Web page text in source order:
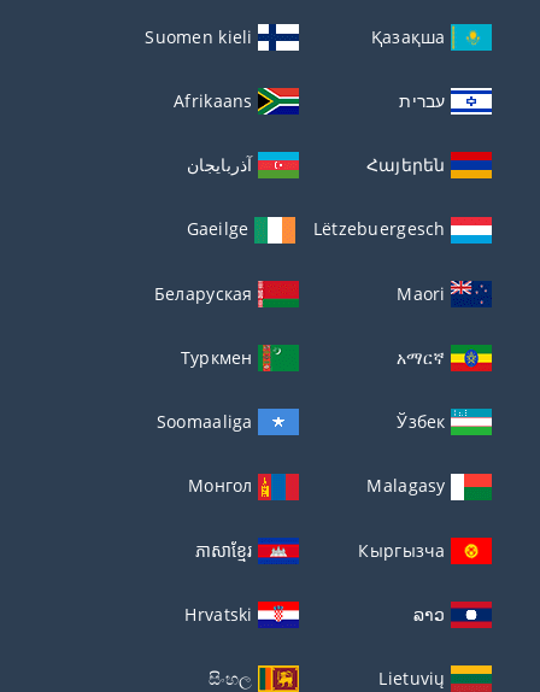
Қазақша
Suomen kieli
עברית Afrikaans
Հայերեն آذربايجان
Lëtzebuergesch
Gaeilge
Maori
Беларуская
አማርኛ
Туркмен
Ўзбек
Soomaaliga
Malagasy
Монгол
Кыргызча
ភាសាខ្មែរ
ລາວ
Hrvatski
Lietuvių
සිංහල